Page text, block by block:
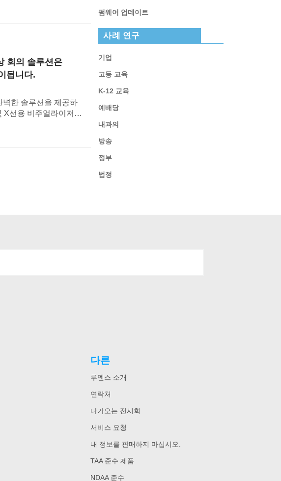
회의 솔루션은
됩니다.
벽한 솔루션을 제공하
X선용 비주얼라이저
펌웨어 업데이트
사례 연구
기업
고등 교육
K-12 교육
예배당
내과의
방송
정부
법정
다른
루멘스 소개
연락처
다가오는 전시회
서비스 요청
내 정보를 판매하지 마십시오.
TAA 준수 제품
NDAA 준수